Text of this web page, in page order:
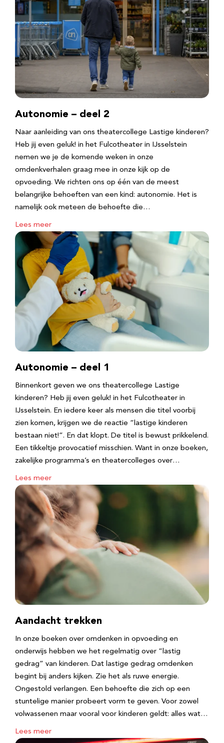
Autonomie – deel 2
Naar aanleiding van ons theatercollege Lastige kinderen?
Heb jij even geluk! in het Fulcotheater in IJsselstein
nemen we je de komende weken in onze
omdenkverhalen graag mee in onze kijk op de
opvoeding. We richten ons op één van de meest
belangrijke behoeften van een kind: autonomie. Het is
namelijk ook meteen de behoefte die…
Lees meer
Autonomie – deel 1
Binnenkort geven we ons theatercollege Lastige
kinderen? Heb jij even geluk! in het Fulcotheater in
IJsselstein. En iedere keer als mensen die titel voorbij
zien komen, krijgen we de reactie “lastige kinderen
bestaan niet!”. En dat klopt. De titel is bewust prikkelend.
Een tikkeltje provocatief misschien. Want in onze boeken,
zakelijke programma’s en theatercolleges over…
Lees meer
Aandacht trekken
In onze boeken over omdenken in opvoeding en
onderwijs hebben we het regelmatig over “lastig
gedrag” van kinderen. Dat lastige gedrag omdenken
begint bij anders kijken. Zie het als ruwe energie.
Ongestold verlangen. Een behoefte die zich op een
stuntelige manier probeert vorm te geven. Voor zowel
volwassenen maar vooral voor kinderen geldt: alles wat…
Lees meer